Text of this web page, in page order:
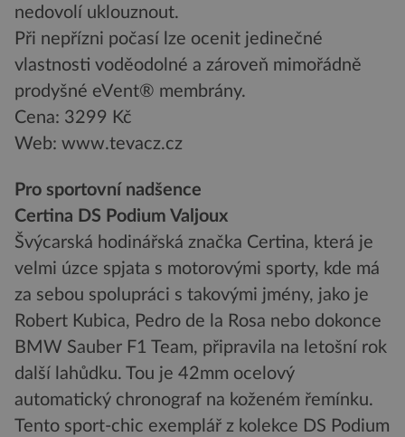
nedovolí uklouznout.
Při nepřízni počasí lze ocenit jedinečné
vlastnosti voděodolné a zároveň mimořádně
prodyšné eVent® membrány.
Cena: 3299 Kč
Web: www.tevacz.cz
Pro sportovní nadšence
Certina DS Podium Valjoux
Švýcarská hodinářská značka Certina, která je
velmi úzce spjata s motorovými sporty, kde má
za sebou spolupráci s takovými jmény, jako je
Robert Kubica, Pedro de la Rosa nebo dokonce
BMW Sauber F1 Team, připravila na letošní rok
další lahůdku. Tou je 42mm ocelový
automatický chronograf na koženém řemínku.
Tento sport-chic exemplář z kolekce DS Podium